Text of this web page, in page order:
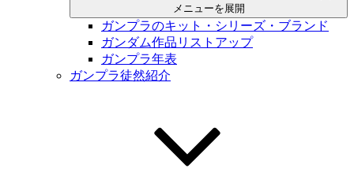
メニューを展開
ガンプラのキット・シリーズ・ブランド
ガンダム作品リストアップ
ガンプラ年表
ガンプラ徒然紹介